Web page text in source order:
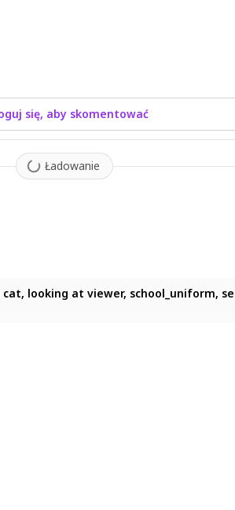
się, aby skomentować
Ładowanie
looking at viewer, school_uniform,